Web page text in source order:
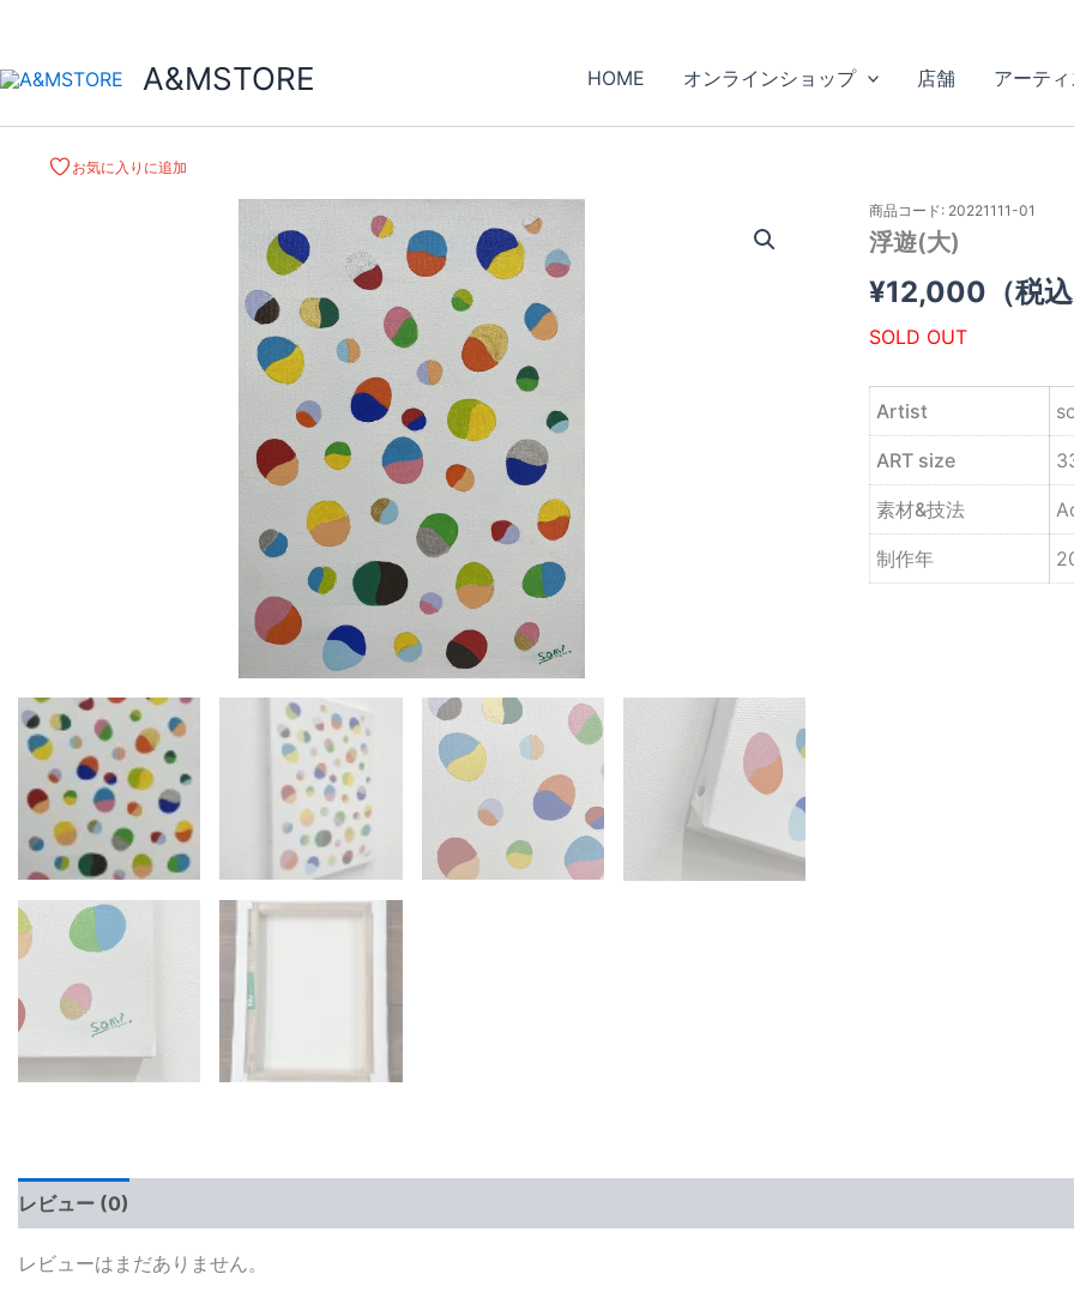
A&MSTORE HOME オンラインショップ 店舗 アーテ
お気に入りに追加
商品コード: 20221111-01
浮遊(大)
¥12,000 （税
SOLD OUT
Artist
ART size
素材&技法
制作年
レビュー (0)
レビューはまだありません。